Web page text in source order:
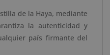
de la Haya, mediante
la autenticidad y
país firmante del